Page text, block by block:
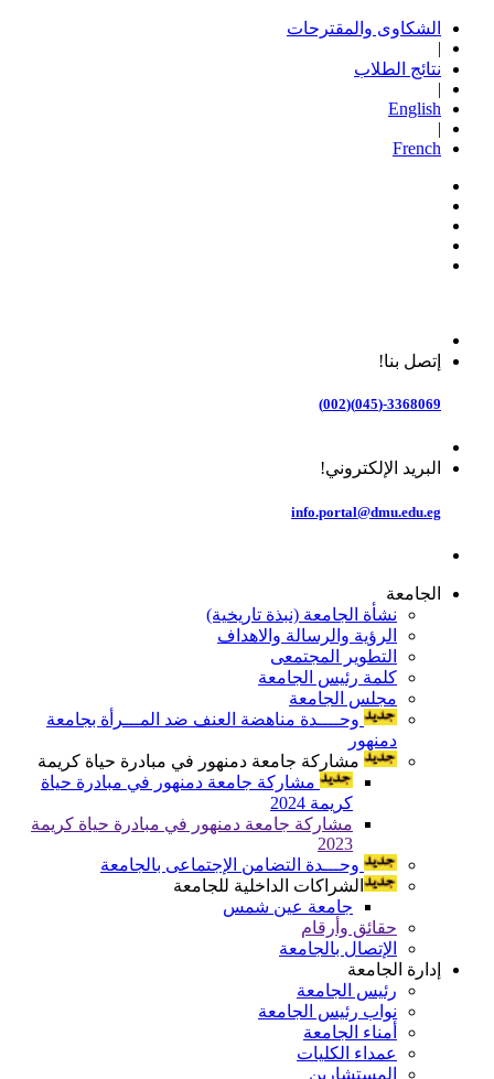
الشكاوى والمقترحات
|
نتائج الطلاب
|
English
|
French
إتصل بنا!
3368069-(045)(002)
البريد الإلكتروني!
info.portal@dmu.edu.eg
الجامعة
نشأة الجامعة (نبذة تاريخية)
الرؤية والرسالة والاهداف
التطوير المجتمعى
كلمة رئيس الجامعة
مجلس الجامعة
وحــــدة مناهضة العنف ضد المـــرأة بجامعة
دمنهور
مشاركة جامعة دمنهور في مبادرة حياة كريمة
مشاركة جامعة دمنهور في مبادرة حياة
كريمة 2024
مشاركة جامعة دمنهور في مبادرة حياة كريمة
2023
وحـــدة التضامن الإجتماعى بالجامعة
الشراكات الداخلية للجامعة
جامعة عين شمس
حقائق وأرقام
الإتصال بالجامعة
إدارة الجامعة
رئيس الجامعة
نواب رئيس الجامعة
أمناء الجامعة
عمداء الكليات
المستشارين